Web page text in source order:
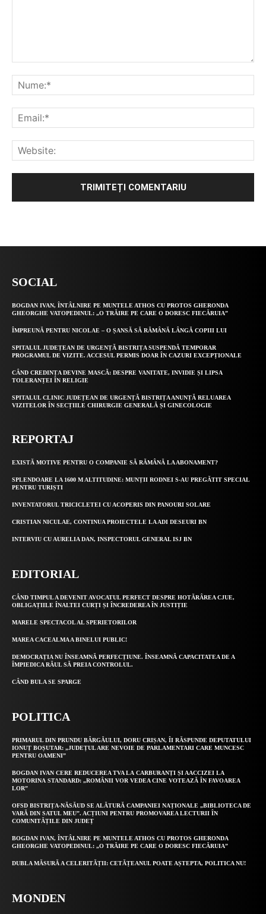
SOCIAL
BOGDAN IVAN, ÎNTÂLNIRE PE MUNTELE ATHOS CU PROTOS GHERONDA
GHEORGHE VATOPEDINUL: „O TRĂIRE PE CARE O DORESC FIECĂRUIA”
ÎMPREUNĂ PENTRU NICOLAE – O ȘANSĂ SĂ RĂMÂNĂ LÂNGĂ COPIII LUI
SPITALUL JUDEȚEAN DE URGENȚĂ BISTRIȚA SUSPENDĂ TEMPORAR
PROGRAMUL DE VIZITE. ACCESUL PERMIS DOAR ÎN CAZURI EXCEPȚIONALE
CÂND CREDINȚA DEVINE MASCĂ: DESPRE VANITATE, INVIDIE ȘI LIPSA
TOLERANȚEI ÎN RELIGIE
SPITALUL CLINIC JUDEȚEAN DE URGENȚĂ BISTRIȚA ANUNȚĂ RELUAREA
VIZITELOR ÎN SECȚIILE CHIRURGIE GENERALĂ ȘI GINECOLOGIE
REPORTAJ
EXISTĂ MOTIVE PENTRU O COMPANIE SĂ RĂMÂNĂ LA ABONAMENT?
SPLENDOARE LA 1600 M ALTITUDINE: MUNȚII RODNEI S-AU PREGĂTIT SPECIAL
PENTRU TURIȘTI
INVENTATORUL TRICICLETEI CU ACOPERIS DIN PANOURI SOLARE
CRISTIAN NICULAE, CONTINUA PROIECTELE LA ADI DESEURI BN
INTERVIU CU AURELIA DAN, INSPECTORUL GENERAL ISJ BN
EDITORIAL
CÂND TIMPUL A DEVENIT AVOCATUL PERFECT DESPRE HOTĂRÂREA CJUE,
OBLIGAȚIILE ÎNALTEI CURȚI ȘI ÎNCREDEREA ÎN JUSTIȚIE
MARELE SPECTACOL AL SPERIETORILOR
MAREA CACEALMA A BINELUI PUBLIC!
DEMOCRAȚIA NU ÎNSEAMNĂ PERFECȚIUNE. ÎNSEAMNĂ CAPACITATEA DE A
ÎMPIEDICA RĂUL SĂ PREIA CONTROLUL.
CÂND BULA SE SPARGE
POLITICA
PRIMARUL DIN PRUNDU BÂRGĂULUI, DORU CRIȘAN, ÎI RĂSPUNDE DEPUTATULUI
IONUȚ BOȘUTAR: „JUDEȚUL ARE NEVOIE DE PARLAMENTARI CARE MUNCESC
PENTRU OAMENI”
BOGDAN IVAN CERE REDUCEREA TVA LA CARBURANȚI ȘI AACCIZEI LA
MOTORINA STANDARD: „ROMÂNII VOR VEDEA CINE VOTEAZĂ ÎN FAVOAREA
LOR”
OFSD BISTRIȚA-NĂSĂUD SE ALĂTURĂ CAMPANIEI NAȚIONALE „BIBLIOTECA DE
VARĂ DIN SATUL MEU”. ACȚIUNI PENTRU PROMOVAREA LECTURII ÎN
COMUNITĂȚILE DIN JUDEȚ
BOGDAN IVAN, ÎNTÂLNIRE PE MUNTELE ATHOS CU PROTOS GHERONDA
GHEORGHE VATOPEDINUL: „O TRĂIRE PE CARE O DORESC FIECĂRUIA”
DUBLA MĂSURĂ A CELERITĂȚII: CETĂȚEANUL POATE AȘTEPTA, POLITICA NU!
MONDEN